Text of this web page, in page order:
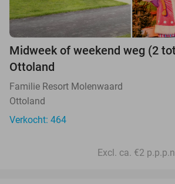
Midweek of weekend weg (2
Ottoland
Familie Resort Molenwaard
Ottoland
Verkocht: 464
Excl. ca. €2